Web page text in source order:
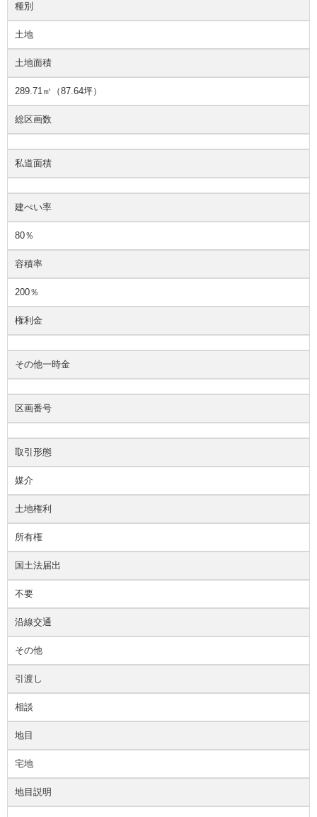
種別
土地
土地面積
289.71㎡（87.64坪）
総区画数
私道面積
建ぺい率
80％
容積率
200％
権利金
その他一時金
区画番号
取引形態
媒介
土地権利
所有権
国土法届出
不要
沿線交通
その他
引渡し
相談
地目
宅地
地目説明